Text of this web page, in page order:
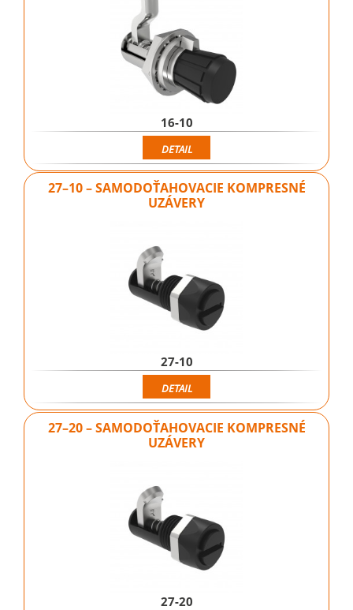
16-10
DETAIL
27–10 – SAMODOŤAHOVACIE KOMPRESNÉ
UZÁVERY
27-10
DETAIL
27–20 – SAMODOŤAHOVACIE KOMPRESNÉ
UZÁVERY
27-20